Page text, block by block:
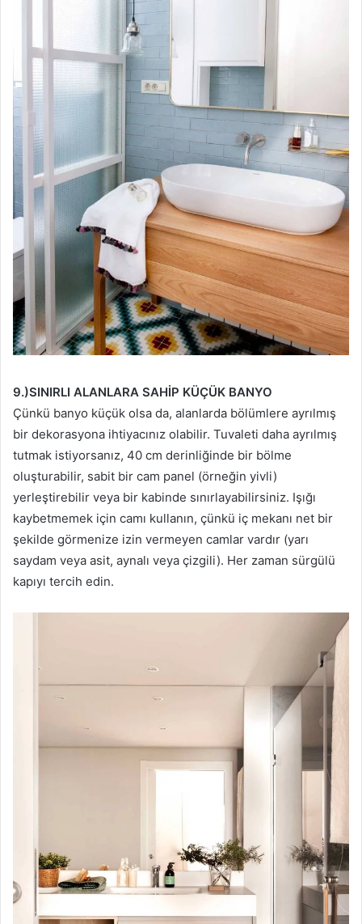
9.)SINIRLI ALANLARA SAHİP KÜÇÜK BANYO
Çünkü banyo küçük olsa da, alanlarda bölümlere ayrılmış
bir dekorasyona ihtiyacınız olabilir. Tuvaleti daha ayrılmış
tutmak istiyorsanız, 40 cm derinliğinde bir bölme
oluşturabilir, sabit bir cam panel (örneğin yivli)
yerleştirebilir veya bir kabinde sınırlayabilirsiniz. Işığı
kaybetmemek için camı kullanın, çünkü iç mekanı net bir
şekilde görmenize izin vermeyen camlar vardır (yarı
saydam veya asit, aynalı veya çizgili). Her zaman sürgülü
kapıyı tercih edin.